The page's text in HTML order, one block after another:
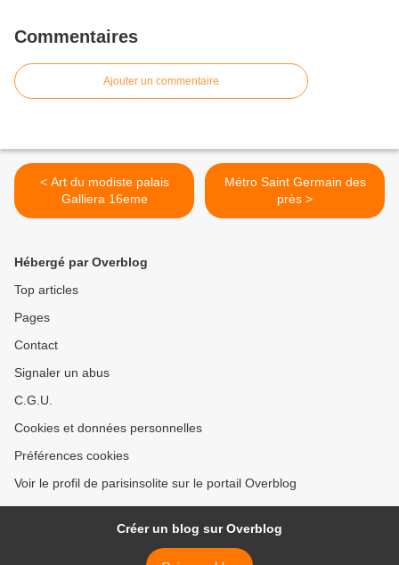
Commentaires
Ajouter un commentaire
< Art du modiste palais
Galliera 16eme
Métro Saint Germain des
près >
Hébergé par Overblog
Top articles
Pages
Contact
Signaler un abus
C.G.U.
Cookies et données personnelles
Préférences cookies
Voir le profil de parisinsolite sur le portail Overblog
Créer un blog sur Overblog